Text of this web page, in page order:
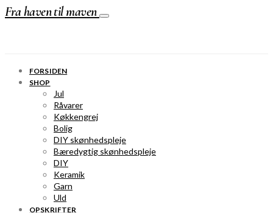
Fra haven til maven
FORSIDEN
SHOP
Jul
Råvarer
Køkkengrej
Bolig
DIY skønhedspleje
Bæredygtig skønhedspleje
DIY
Keramik
Garn
Uld
OPSKRIFTER